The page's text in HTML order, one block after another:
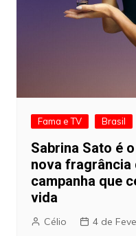
Fama e TV Brasil
Sabrina Sato é
nova fragrância
campanha que
vida
Célio 4 de